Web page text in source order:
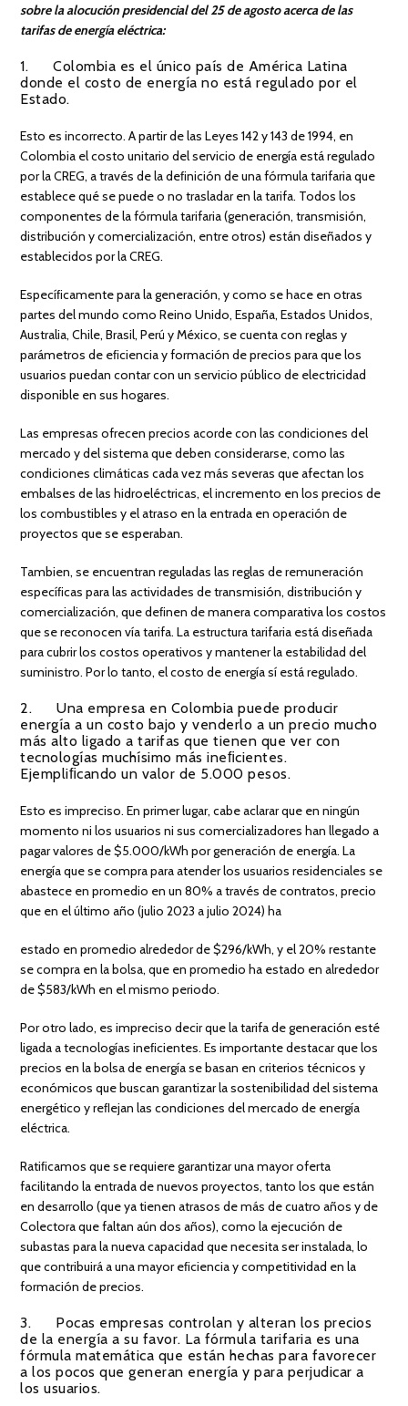
sobre la alocución presidencial del 25 de agosto acerca de las
tarifas de energía eléctrica:
1. Colombia es el único país de América Latina
donde el costo de energía no está regulado por el
Estado.
Esto es incorrecto. A partir de las Leyes 142 y 143 de 1994, en
Colombia el costo unitario del servicio de energía está regulado
por la CREG, a través de la deﬁnición de una fórmula tarifaria que
establece qué se puede o no trasladar en la tarifa. Todos los
componentes de la fórmula tarifaria (generación, transmisión,
distribución y comercialización, entre otros) están diseñados y
establecidos por la CREG.
Especíﬁcamente para la generación, y como se hace en otras
partes del mundo como Reino Unido, España, Estados Unidos,
Australia, Chile, Brasil, Perú y México, se cuenta con reglas y
parámetros de eﬁciencia y formación de precios para que los
usuarios puedan contar con un servicio público de electricidad
disponible en sus hogares.
Las empresas ofrecen precios acorde con las condiciones del
mercado y del sistema que deben considerarse, como las
condiciones climáticas cada vez más severas que afectan los
embalses de las hidroeléctricas, el incremento en los precios de
los combustibles y el atraso en la entrada en operación de
proyectos que se esperaban.
Tambien, se encuentran reguladas las reglas de remuneración
especíﬁcas para las actividades de transmisión, distribución y
comercialización, que deﬁnen de manera comparativa los costos
que se reconocen vía tarifa. La estructura tarifaria está diseñada
para cubrir los costos operativos y mantener la estabilidad del
suministro. Por lo tanto, el costo de energía sí está regulado.
2. Una empresa en Colombia puede producir
energía a un costo bajo y venderlo a un precio mucho
más alto ligado a tarifas que tienen que ver con
tecnologías muchísimo más ineﬁcientes.
Ejempliﬁcando un valor de 5.000 pesos.
Esto es impreciso. En primer lugar, cabe aclarar que en ningún
momento ni los usuarios ni sus comercializadores han llegado a
pagar valores de $5.000/kWh por generación de energía. La
energía que se compra para atender los usuarios residenciales se
abastece en promedio en un 80% a través de contratos, precio
que en el último año (julio 2023 a julio 2024) ha
estado en promedio alrededor de $296/kWh, y el 20% restante
se compra en la bolsa, que en promedio ha estado en alrededor
de $583/kWh en el mismo periodo.
Por otro lado, es impreciso decir que la tarifa de generación esté
ligada a tecnologías ineﬁcientes. Es importante destacar que los
precios en la bolsa de energía se basan en criterios técnicos y
económicos que buscan garantizar la sostenibilidad del sistema
energético y reﬂejan las condiciones del mercado de energía
eléctrica.
Ratiﬁcamos que se requiere garantizar una mayor oferta
facilitando la entrada de nuevos proyectos, tanto los que están
en desarrollo (que ya tienen atrasos de más de cuatro años y de
Colectora que faltan aún dos años), como la ejecución de
subastas para la nueva capacidad que necesita ser instalada, lo
que contribuirá a una mayor eﬁciencia y competitividad en la
formación de precios.
3. Pocas empresas controlan y alteran los precios
de la energía a su favor. La fórmula tarifaria es una
fórmula matemática que están hechas para favorecer
a los pocos que generan energía y para perjudicar a
los usuarios.